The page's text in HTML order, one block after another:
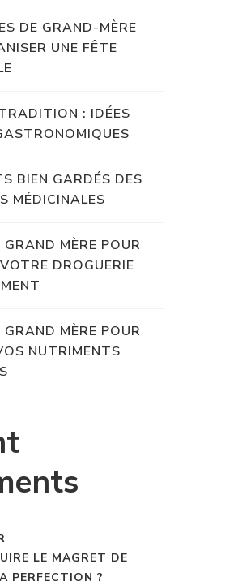
DE GRAND-MÈRE
UNE FÊTE
: IDÉES
BIEN GARDÉS DES
MÉDICINALES
MÈRE POUR
DROGUERIE
MÈRE POUR
NUTRIMENTS
LE MAGRET DE
PERFECTION ?